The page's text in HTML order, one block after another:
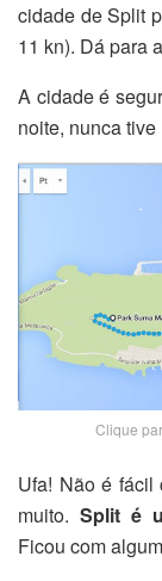
cidade de Split
11 kn). Dá para
A cidade é
noite, nunca
Clique
Ufa! Não é fácil
muito. Split é
Ficou com